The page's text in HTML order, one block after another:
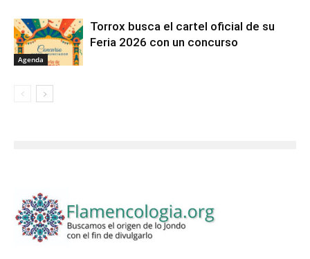
Agenda
Torrox busca el cartel oficial de su
Feria 2026 con un concurso